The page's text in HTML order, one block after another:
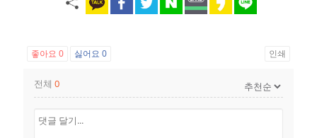
좋아요0 싫어요0 인쇄
전체0